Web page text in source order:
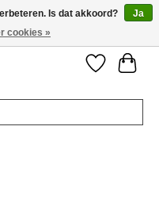
Is dat akkoord?
Ja
cookies »